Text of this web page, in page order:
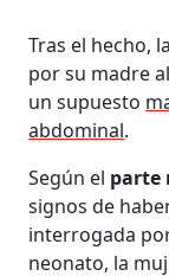
Tras el hecho,
por su madre
un supuesto
abdominal.
Según el parte
signos de
interrogada
neonato, la